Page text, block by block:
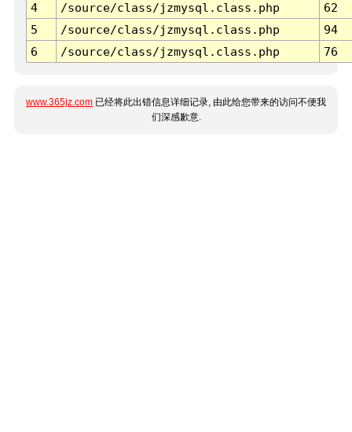
4
/source/class/jzmysql.class.php
62
5
/source/class/jzmysql.class.php
94
6
/source/class/jzmysql.class.php 76
www.365jz.com 已经将此出错信息详细记录, 由此给您带来的访问不便我
们深感歉意.